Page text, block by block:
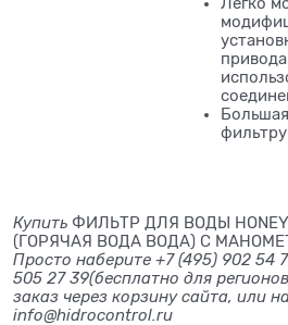
Купить ФИЛЬТР ДЛЯ ВОДЫ
(ГОРЯЧАЯ ВОДА ВОДА) С
Просто наберите +7 (495) 902 54
505 27 39(бесплатно для
заказ через корзину сайта, или
info@hidrocontrol.ru